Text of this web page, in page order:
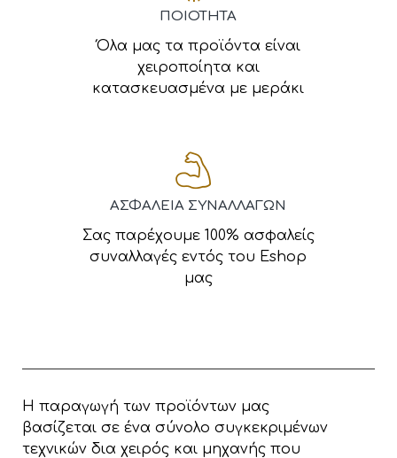
ΠΟΙΟΤΗΤΑ
Όλα μας τα προϊόντα είναι
χειροποίητα και
κατασκευασμένα με μεράκι
ΑΣΦΑΛΕΙΑ ΣΥΝΑΛΛΑΓΩΝ
Σας παρέχουμε 100% ασφαλείς
συναλλαγές εντός του Eshop
μας
Η παραγωγή των προϊόντων μας
βασίζεται σε ένα σύνολο συγκεκριμένων
τεχνικών δια χειρός και μηχανής που